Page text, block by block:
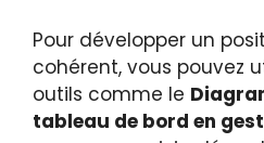
Pour développer un
cohérent, vous pouvez
outils comme le
tableau de bord en